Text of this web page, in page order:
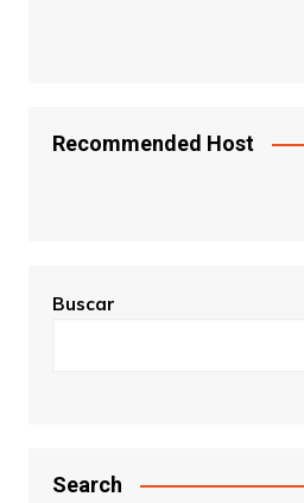
Recommended Host
Buscar
Search